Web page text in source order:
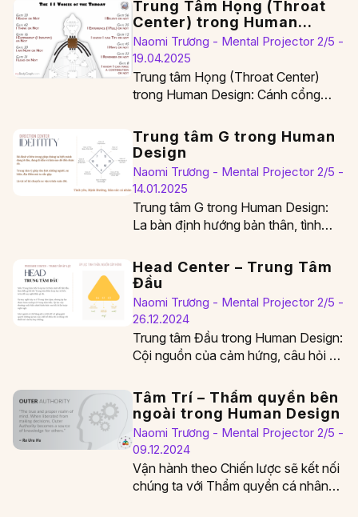
Trung Tâm Họng (Throat
Center) trong Human
Design
Naomi Trương - Mental Projector 2/5 -
19.04.2025
Trung tâm Họng (Throat Center)
trong Human Design: Cánh cổng
nhân Trung…
Trung tâm G trong Human
Design
Naomi Trương - Mental Projector 2/5 -
14.01.2025
Trung tâm G trong Human Design:
La bàn định hướng bản thân, tình
Head Center – Trung Tâm
Đầu
Naomi Trương - Mental Projector 2/5 -
26.12.2024
Trung tâm Đầu trong Human Design:
Cội nguồn của cảm hứng, câu hỏi và
Tâm Trí – Thẩm quyền bên
ngoài trong Human Design
Naomi Trương - Mental Projector 2/5 -
09.12.2024
Vận hành theo Chiến lược sẽ kết nối
chúng ta với Thẩm quyền cá nhân